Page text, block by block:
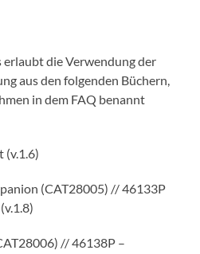
erlaubt die Verwendung der
aus den folgenden Büchern,
in dem FAQ benannt
(CAT28005) // 46133P
// 46138P –